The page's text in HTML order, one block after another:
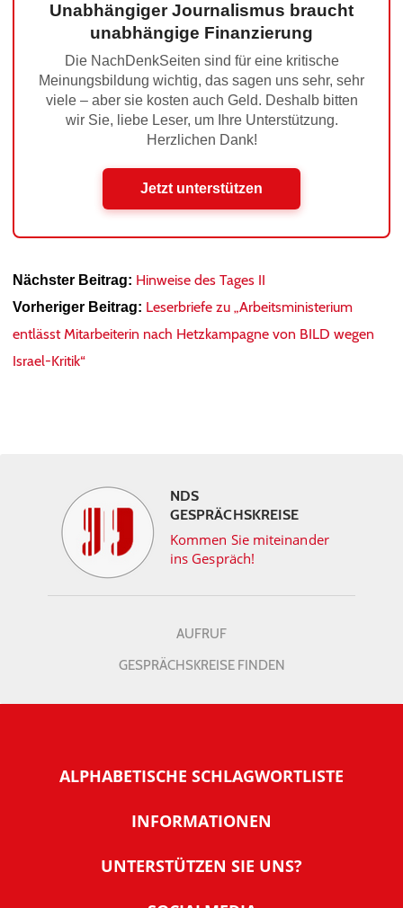
Unabhängiger Journalismus braucht
unabhängige Finanzierung
Die NachDenkSeiten sind für eine kritische
Meinungsbildung wichtig, das sagen uns sehr, sehr
viele – aber sie kosten auch Geld. Deshalb bitten
wir Sie, liebe Leser, um Ihre Unterstützung.
Herzlichen Dank!
Jetzt unterstützen
Nächster Beitrag: Hinweise des Tages II
Vorheriger Beitrag: Leserbriefe zu „Arbeitsministerium
entlässt Mitarbeiterin nach Hetzkampagne von BILD wegen
Israel-Kritik“
NDS
GESPRÄCHSKREISE
Kommen Sie miteinander
ins Gespräch!
AUFRUF
GESPRÄCHSKREISE FINDEN
ALPHABETISCHE SCHLAGWORTLISTE
INFORMATIONEN
Warum NachDenkSeiten
UNTERSTÜTZEN SIE UNS?